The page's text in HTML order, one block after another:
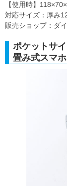
【使用時】
対応サイズ：厚み
販売ショップ：ダ
ポケットサ
畳み式スマ